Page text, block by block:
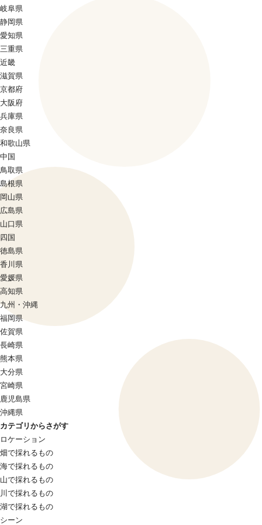
岐阜県
静岡県
愛知県
三重県
近畿
滋賀県
京都府
大阪府
兵庫県
奈良県
和歌山県
中国
鳥取県
島根県
岡山県
広島県
山口県
四国
徳島県
香川県
愛媛県
高知県
九州・沖縄
福岡県
佐賀県
長崎県
熊本県
大分県
宮崎県
鹿児島県
沖縄県
カテゴリからさがす
ロケーション
畑で採れるもの
海で採れるもの
山で採れるもの
川で採れるもの
湖で採れるもの
シーン